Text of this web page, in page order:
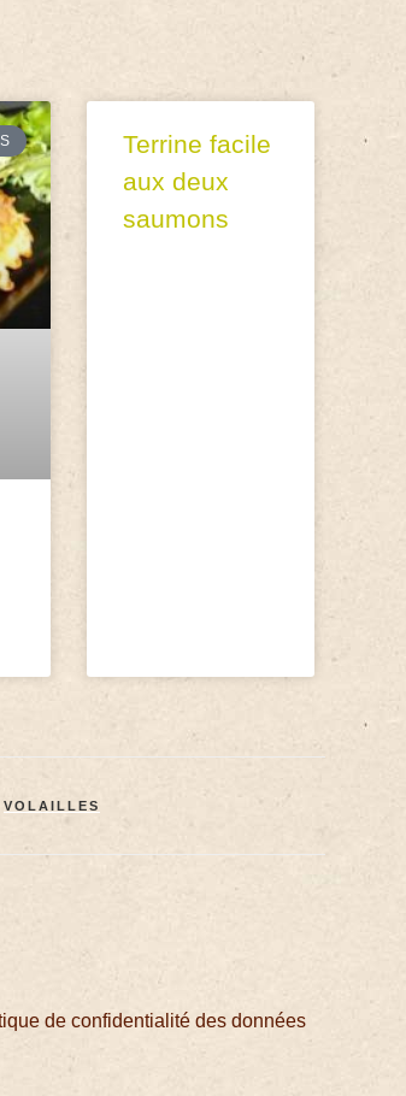
Terrine facile
aux deux
saumons
VOLAILLES
de confidentialité des données